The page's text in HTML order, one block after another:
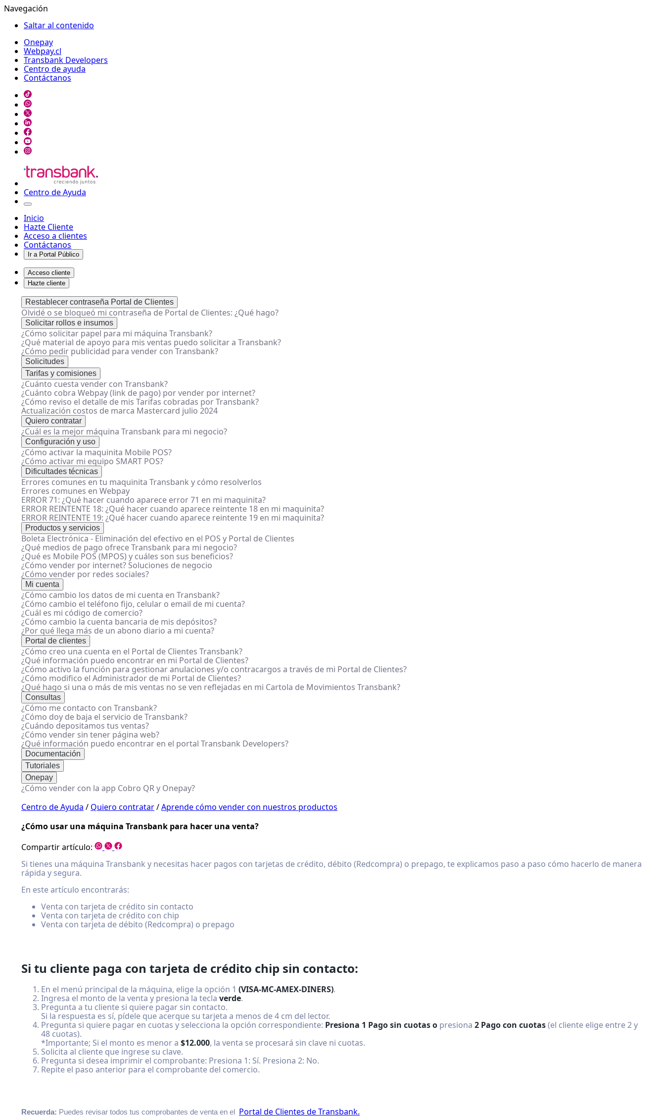
Navegación
Saltar al contenido
Onepay
Webpay.cl
Transbank Developers
Centro de ayuda
Contáctanos
Centro de Ayuda
Inicio
Hazte Cliente
Acceso a clientes
Contáctanos
Ir a Portal Público
Acceso cliente
Hazte cliente
¿Cómo
realizar
una
venta
con
una
máquina
Transbank?
-
Centro
de
ayuda
Restablecer contraseña Portal de Clientes
Olvidé o se bloqueó mi contraseña de Portal de Clientes: ¿Qué hago?
Solicitar rollos e insumos
¿Cómo solicitar papel para mi máquina Transbank?
¿Qué material de apoyo para mis ventas puedo solicitar a Transbank?
¿Cómo pedir publicidad para vender con Transbank?
Solicitudes
Tarifas y comisiones
¿Cuánto cuesta vender con Transbank?
¿Cuánto cobra Webpay (link de pago) por vender por internet?
¿Cómo reviso el detalle de mis Tarifas cobradas por Transbank?
Actualización costos de marca Mastercard julio 2024
Quiero contratar
¿Cuál es la mejor máquina Transbank para mi negocio?
Configuración y uso
¿Cómo activar la maquinita Mobile POS?
¿Cómo activar mi equipo SMART POS?
Dificultades técnicas
Errores comunes en tu maquinita Transbank y cómo resolverlos
Errores comunes en Webpay
ERROR 71: ¿Qué hacer cuando aparece error 71 en mi maquinita?
ERROR REINTENTE 18: ¿Qué hacer cuando aparece reintente 18 en mi maquinita?
ERROR REINTENTE 19: ¿Qué hacer cuando aparece reintente 19 en mi maquinita?
Productos y servicios
Boleta Electrónica - Eliminación del efectivo en el POS y Portal de Clientes
¿Qué medios de pago ofrece Transbank para mi negocio?
¿Qué es Mobile POS (MPOS) y cuáles son sus beneficios?
¿Cómo vender por internet? Soluciones de negocio
¿Cómo vender por redes sociales?
Mi cuenta
¿Cómo cambio los datos de mi cuenta en Transbank?
¿Cómo cambio el teléfono fijo, celular o email de mi cuenta?
¿Cuál es mi código de comercio?
¿Cómo cambio la cuenta bancaria de mis depósitos?
¿Por qué llega más de un abono diario a mi cuenta?
Portal de clientes
¿Cómo creo una cuenta en el Portal de Clientes Transbank?
¿Qué información puedo encontrar en mi Portal de Clientes?
¿Cómo activo la función para gestionar anulaciones y/o contracargos a través de mi Portal de Clientes?
¿Cómo modifico el Administrador de mi Portal de Clientes?
¿Qué hago si una o más de mis ventas no se ven reflejadas en mi Cartola de Movimientos Transbank?
Consultas
¿Cómo me contacto con Transbank?
¿Cómo doy de baja el servicio de Transbank?
¿Cuándo depositamos tus ventas?
¿Cómo vender sin tener página web?
¿Qué información puedo encontrar en el portal Transbank Developers?
Documentación
Tutoriales
Onepay
¿Cómo vender con la app Cobro QR y Onepay?
Centro de Ayuda / Quiero contratar/Aprende cómo vender con nuestros productos
¿Cómo usar una máquina Transbank para hacer una venta?
Compartir artículo:
Si tienes una máquina Transbank y necesitas hacer pagos con tarjetas de crédito, débito (Redcompra) o prepago, te explicamos paso a paso cómo hacerlo de manera
rápida y segura.
En este artículo encontrarás:
Venta con tarjeta de crédito sin contacto
Venta con tarjeta de crédito con chip
Venta con tarjeta de débito (Redcompra) o prepago
Si tu cliente paga con tarjeta de crédito chip sin contacto:
En el menú principal de la máquina, elige la opción 1 (VISA-MC-AMEX-DINERS).
Ingresa el monto de la venta y presiona la tecla verde.
Pregunta a tu cliente si quiere pagar sin contacto.
Si la respuesta es sí, pídele que acerque su tarjeta a menos de 4 cm del lector.
Pregunta si quiere pagar en cuotas y selecciona la opción correspondiente: Presiona 1 Pago sin cuotas o presiona 2 Pago con cuotas(el cliente elige entre 2 y
48 cuotas).
*Importante; Si el monto es menor a $12.000, la venta se procesará sin clave ni cuotas.
Solicita al cliente que ingrese su clave.
Pregunta si desea imprimir el comprobante: Presiona 1: Sí. Presiona 2: No.
Repite el paso anterior para el comprobante del comercio.
Recuerda: Puedes revisar todos tus comprobantes de venta en el Portal de Clientes de Transbank.